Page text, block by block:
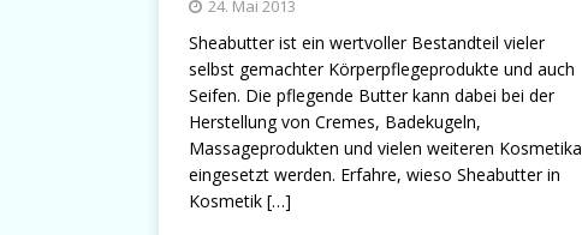
24. Mai 2013
Sheabutter ist ein wertvoller Bestandteil vieler
selbst gemachter Körperpflegeprodukte und auch
Seifen. Die pflegende Butter kann dabei bei der
Herstellung von Cremes, Badekugeln,
Massageprodukten und vielen weiteren Kosmetika
eingesetzt werden. Erfahre, wieso Sheabutter in
Kosmetik […]